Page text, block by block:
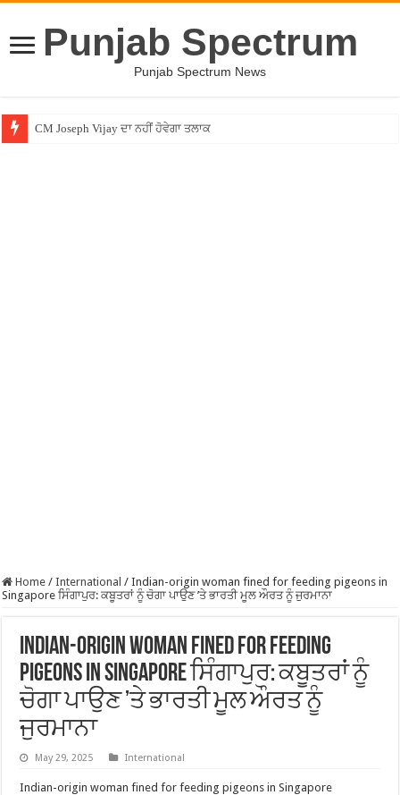
Punjab Spectrum
Punjab Spectrum News
CM Joseph Vijay ਦਾ ਨਹੀਂ ਹੋਵੇਗਾ ਤਲਾਕ
Entertainment News – ਕਮੇਡੀਅਨ ਚੰਦਨ ਪ੍ਰਭਾਕਰ ਦਾ ਖੁਲਾਸਾ ! ”ਲਾਫਟਰ ਚੈਲੇਂਜ”
Home / International / Indian-origin woman fined for feeding pigeons in
Singapore ਸਿੰਗਾਪੁਰ: ਕਬੂਤਰਾਂ ਨੂੰ ਚੋਗਾ ਪਾਉਣ ’ਤੇ ਭਾਰਤੀ ਮੂਲ ਔਰਤ ਨੂੰ ਜੁਰਮਾਨਾ
Indian-origin woman fined for feeding
pigeons in Singapore ਸਿੰਗਾਪੁਰ: ਕਬੂਤਰਾਂ ਨੂੰ
ਚੋਗਾ ਪਾਉਣ ’ਤੇ ਭਾਰਤੀ ਮੂਲ ਔਰਤ ਨੂੰ
ਜੁਰਮਾਨਾ
May 29, 2025 International
Indian-origin woman fined for feeding pigeons in Singapore